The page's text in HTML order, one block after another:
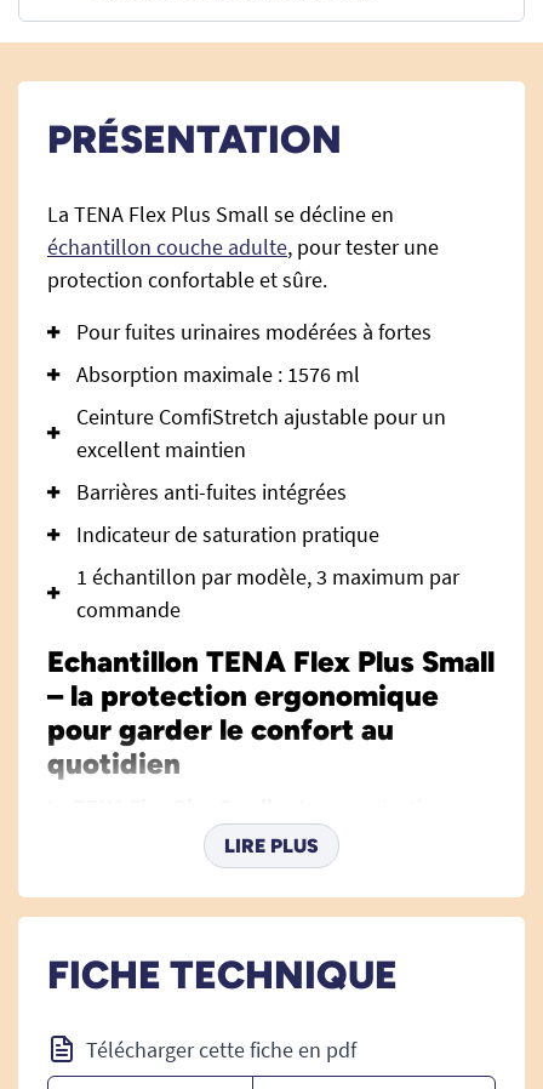
PRÉSENTATION
La TENA Flex Plus Small se décline en
échantillon couche adulte, pour tester une
protection confortable et sûre.
Pour fuites urinaires modérées à fortes
Absorption maximale : 1576 ml
Ceinture ComfiStretch ajustable pour un
excellent maintien
Barrières anti-fuites intégrées
Indicateur de saturation pratique
1 échantillon par modèle, 3 maximum par
commande
Echantillon TENA Flex Plus Small
– la protection ergonomique
pour garder le confort au
quotidien
innovante conçue pour répondre aux besoins
des personnes souffrant de fuites urinaires
modérées à fortes. Idéale tant pour les hommes
et adaptabilité. Précurseur des changes
Plus Small offre une solution facile à positionner
et à ajuster, pour tous ceux qui recherchent
LIRE PLUS
FICHE TECHNIQUE
Télécharger cette fiche en pdf